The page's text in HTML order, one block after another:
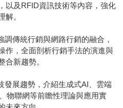
以及RFID資訊技術等內容，強化
解。
傳統行銷與網路行銷的融合，
作，全面剖析行銷手法的演進與
合新趨勢。
發展趨勢，介紹生成式AI、雲端
物聯網等前瞻性理論與應用實